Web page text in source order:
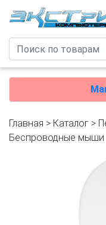
Главная > Каталог >
Беспроводные мыши